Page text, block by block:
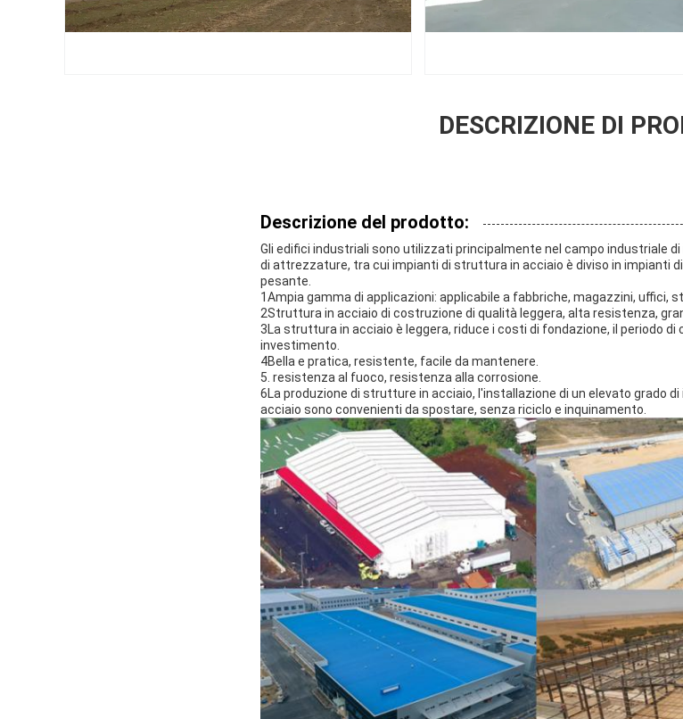
DESCRIZIONE DI
Descrizione del prodotto:
Gli edifici industriali sono utilizzati principalmente nel campo industriale
di attrezzature, tra cui impianti di struttura in acciaio è diviso in impianti
pesante.
1Ampia gamma di applicazioni: applicabile a fabbriche, magazzini, uffici,
2Struttura in acciaio di costruzione di qualità leggera, alta resistenza,
3La struttura in acciaio è leggera, riduce i costi di fondazione, il periodo
investimento.
4Bella e pratica, resistente, facile da mantenere.
5. resistenza al fuoco, resistenza alla corrosione.
6La produzione di strutture in acciaio, l'installazione di un elevato grado
acciaio sono convenienti da spostare, senza riciclo e inquinamento.